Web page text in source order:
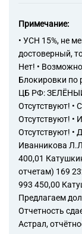
Примечание:
• УСН 15%, не
достоверный,
Нет! •
Блокировки по
ЦБ РФ:
Отсутствуют! •
Отсутствуют! •
Отсутствуют! •
Иванникова
400,01
отчетам) 169
993 450,00
Предлагаем
Отчетность
Астрал,